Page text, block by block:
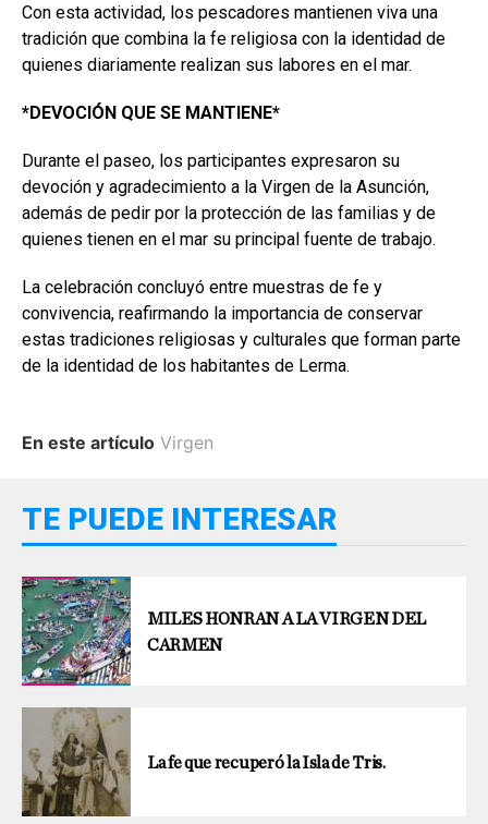
Con esta actividad, los pescadores mantienen viva una
tradición que combina la fe religiosa con la identidad de
quienes diariamente realizan sus labores en el mar.
*DEVOCIÓN QUE SE MANTIENE*
Durante el paseo, los participantes expresaron su
devoción y agradecimiento a la Virgen de la Asunción,
además de pedir por la protección de las familias y de
quienes tienen en el mar su principal fuente de trabajo.
La celebración concluyó entre muestras de fe y
convivencia, reafirmando la importancia de conservar
estas tradiciones religiosas y culturales que forman parte
de la identidad de los habitantes de Lerma.
En este artículo Virgen
TE PUEDE INTERESAR
MILES HONRAN A LA VIRGEN DEL
CARMEN
La fe que recuperó la Isla de Tris.